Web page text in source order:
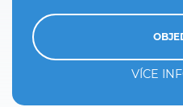
VÍCE